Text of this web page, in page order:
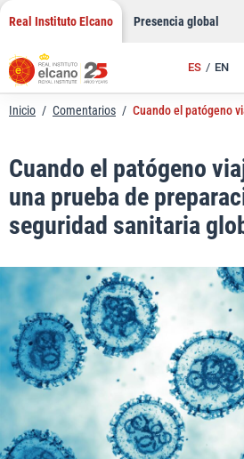
Saltar
contenido
Real Instituto Elcano Presencia global
ES EN
Inicio / Comentarios / Cuando el patógeno
Cuando el patógeno
una prueba de
seguridad sanitaria